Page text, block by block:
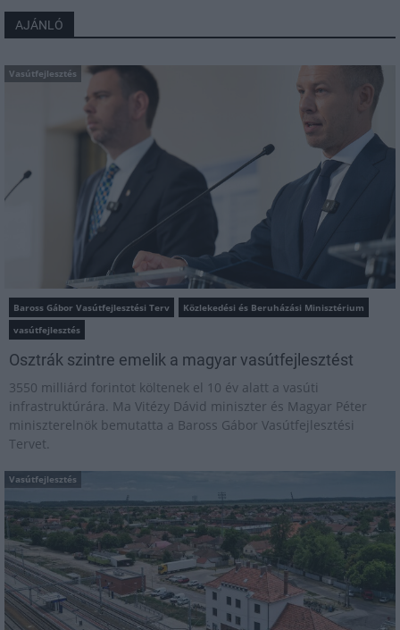
AJÁNLÓ
Vasútfejlesztés
Baross Gábor Vasútfejlesztési Terv
Közlekedési és Beruházási Minisztérium
vasútfejlesztés
Osztrák szintre emelik a magyar vasútfejlesztést
3550 milliárd forintot költenek el 10 év alatt a vasúti
infrastruktúrára. Ma Vitézy Dávid miniszter és Magyar Péter
miniszterelnök bemutatta a Baross Gábor Vasútfejlesztési
Tervet.
Vasútfejlesztés